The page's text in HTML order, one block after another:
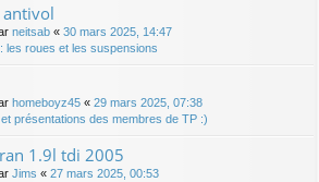
antivol
neitsab « 30 mars 2025, 14:47
les roues et les suspensions
homeboyz45 « 29 mars 2025, 07:38
présentations des membres de TP :)
1.9l tdi 2005
Jims « 27 mars 2025, 00:53